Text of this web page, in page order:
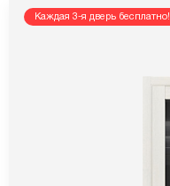
Каждая 3-я дверь бесплатно!